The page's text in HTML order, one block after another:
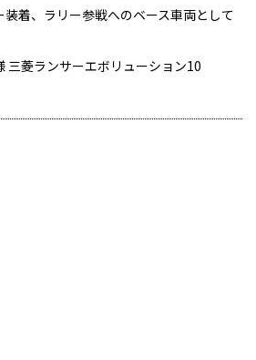
着、ラリー参戦へのベース車両として
三菱ランサーエボリューション10